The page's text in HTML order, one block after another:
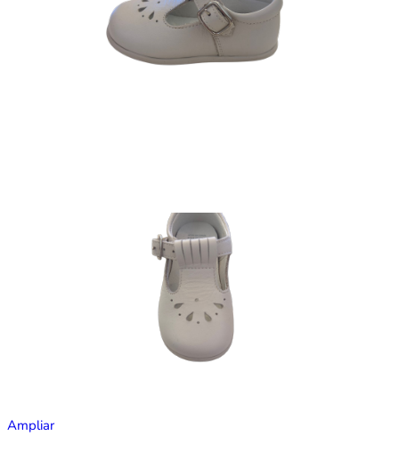
Ampliar